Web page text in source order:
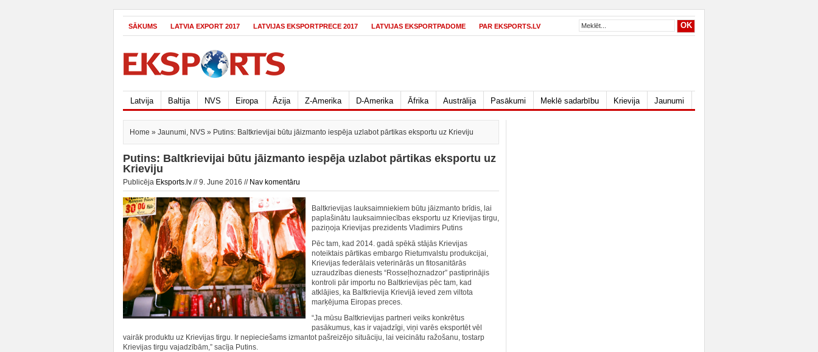
SĀKUMS LATVIA EXPORT 2017 LATVIJAS EKSPORTPRECE 2017 LATVIJAS EKSPORTPADOME PAR EKSPORTS.LV
Latvija Baltija NVS Eiropa Āzija Z-Amerika D-Amerika Āfrika Austrālija Pasākumi Meklē sadarbību Krievija Jaunumi
Home » Jaunumi, NVS » Putins: Baltkrievijai būtu jāizmanto iespēja uzlabot pārtikas eksportu uz Krieviju
Putins: Baltkrievijai būtu jāizmanto iespēja uzlabot pārtikas eksportu uz
Krieviju
Publicēja Eksports.lv // 9. June 2016 // Nav komentāru
Baltkrievijas lauksaimniekiem būtu jāizmanto brīdis, lai
paplašinātu lauksaimniecības eksportu uz Krievijas tirgu,
paziņoja Krievijas prezidents Vladimirs Putins
Pēc tam, kad 2014. gadā spēkā stājās Krievijas
noteiktais pārtikas embargo Rietumvalstu produkcijai,
Krievijas federālais veterinārās un fitosanitārās
uzraudzības dienests “Rosseļhoznadzor” pastiprinājis
kontroli pār importu no Baltkrievijas pēc tam, kad
atklājies, ka Baltkrievija Krievijā ieved zem viltota
marķējuma Eiropas preces.
“Ja mūsu Baltkrievijas partneri veiks konkrētus
pasākumus, kas ir vajadzīgi, viņi varēs eksportēt vēl
vairāk produktu uz Krievijas tirgu. Ir nepieciešams izmantot pašreizējo situāciju, lai veicinātu ražošanu, tostarp
Krievijas tirgu vajadzībām,” sacīja Putins.